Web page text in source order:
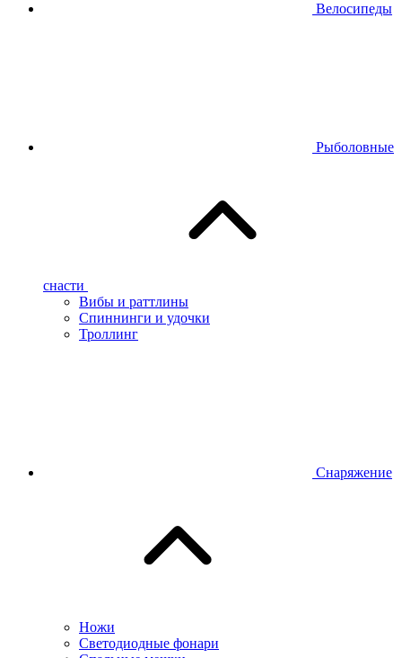
Велосипеды
Рыболовные
снасти
Вибы и раттлины
Спиннинги и удочки
Троллинг
Снаряжение
Ножи
Светодиодные фонари